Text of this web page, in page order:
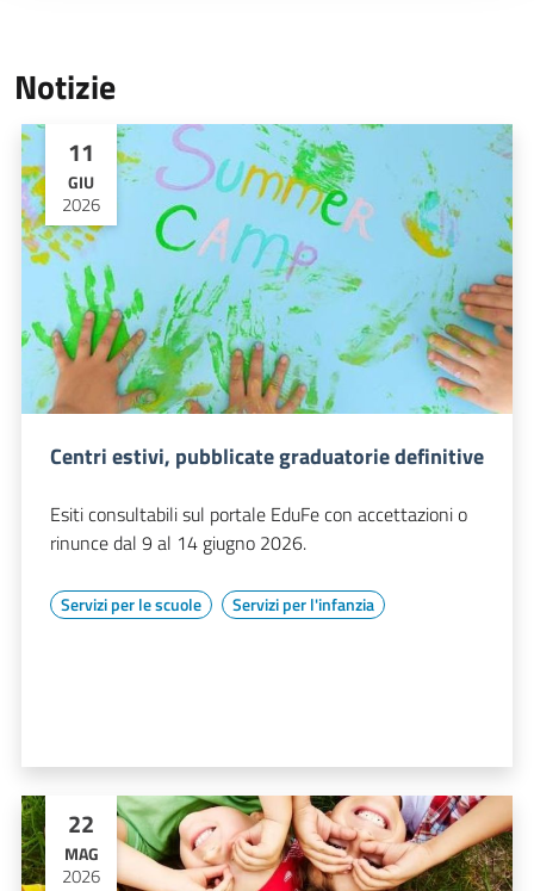
Notizie
11
GIU
2026
Centri estivi, pubblicate graduatorie definitive
Esiti consultabili sul portale EduFe con accettazioni o
rinunce dal 9 al 14 giugno 2026.
Servizi per le scuole Servizi per l'infanzia
22
MAG
2026